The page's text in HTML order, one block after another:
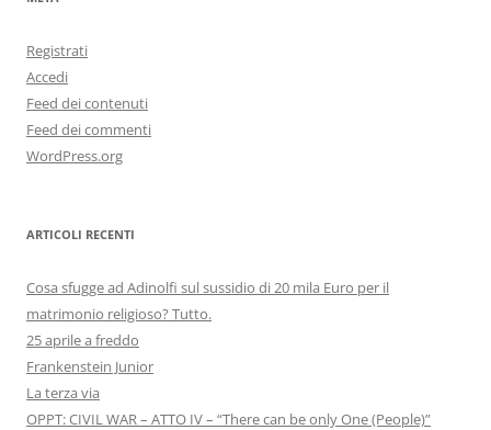
Registrati
Accedi
Feed dei contenuti
Feed dei commenti
WordPress.org
ARTICOLI RECENTI
Cosa sfugge ad Adinolfi sul sussidio di 20 mila Euro per il
matrimonio religioso? Tutto.
25 aprile a freddo
Frankenstein Junior
La terza via
OPPT: CIVIL WAR – ATTO IV – “There can be only One (People)”